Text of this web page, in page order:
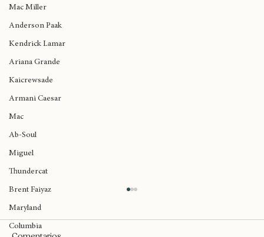
Trap
Mac Miller
Anderson Paak
Kendrick Lamar
Ariana Grande
Kaicrewsade
Armani Caesar
Mac
Ab-Soul
Miguel
Thundercat
Brent Faiyaz
Maryland